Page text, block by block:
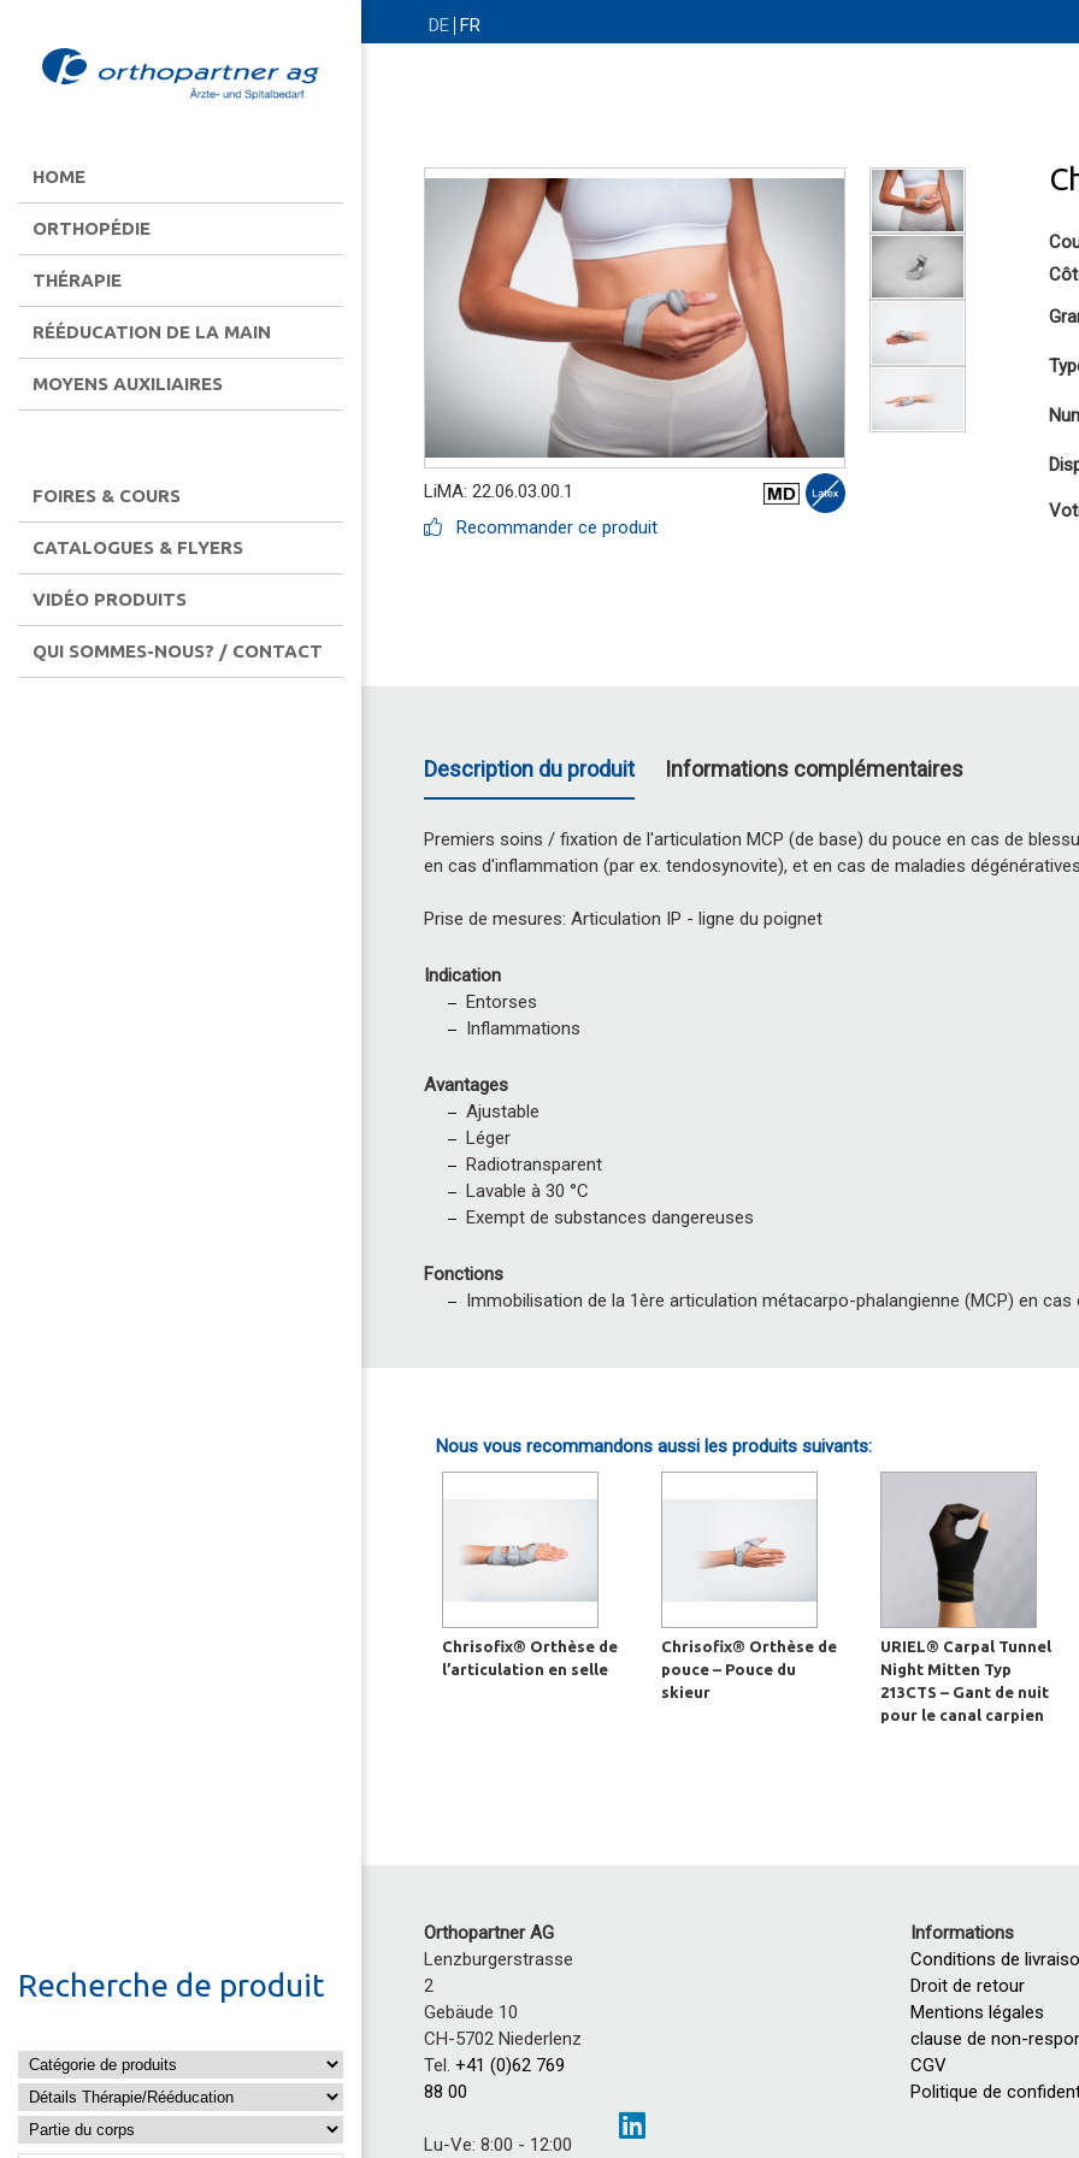
DE FR
HOME
ORTHOPÉDIE
THÉRAPIE
RÉÉDUCATION DE LA MAIN
MOYENS AUXILIAIRES
FOIRES & COURS
CATALOGUES & FLYERS
VIDÉO PRODUITS
QUI SOMMES-NOUS? / CONTACT
Recherche de produit
LiMA: 22.06.03.00.1
Recommander ce produit
Description du produit Informations complémentaires
Premiers soins / fixation de l'articulation MCP (de base) du pouce en cas de
en cas d'inflammation (par ex. tendosynovite), et en cas de maladies
Prise de mesures: Articulation IP - ligne du poignet
Indication
Entorses
Inflammations
Avantages
Ajustable
Léger
Radiotransparent
Lavable à 30 °C
Exempt de substances dangereuses
Fonctions
Immobilisation de la 1ère articulation métacarpo-phalangienne (MCP) en cas
Nous vous recommandons aussi les produits suivants:
Chrisofix® Orthèse de
l’articulation en selle
Chrisofix® Orthèse de
pouce – Pouce du
skieur
URIEL® Carpal Tunnel
Night Mitten Typ
213CTS – Gant de nuit
pour le canal carpien
Orthopartner AG
Lenzburgerstrasse
2
Gebäude 10
CH-5702 Niederlenz
Tel.+41 (0)62 769
88 00
Lu-Ve: 8:00 - 12:00
Informations
Conditions de
Droit de retour
Mentions légales
clause de non-
CGV
Politique de